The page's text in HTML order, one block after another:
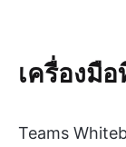
เครื่องมื
Teams